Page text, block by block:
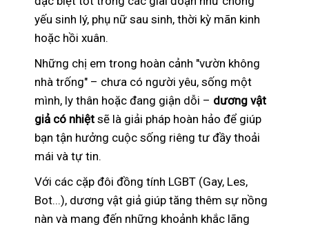
yếu sinh lý, phụ nữ sau sinh, thời kỳ mãn kinh
hoặc hồi xuân.
Những chị em trong hoàn cảnh "vườn không
nhà trống" – chưa có người yêu, sống một
mình, ly thân hoặc đang giận dỗi – dương vật
giả có nhiệt sẽ là giải pháp hoàn hảo để giúp
bạn tận hưởng cuộc sống riêng tư đầy thoải
mái và tự tin.
Với các cặp đôi đồng tính LGBT (Gay, Les,
Bot...), dương vật giả giúp tăng thêm sự nồng
nàn và mang đến những khoảnh khắc lãng